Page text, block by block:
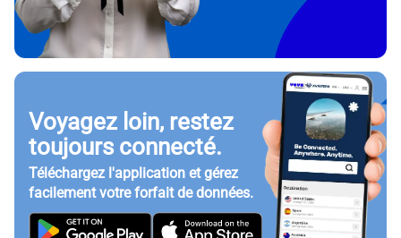
Voyagez loin, restez
toujours connecté.
Téléchargez l'application et gérez
facilement votre forfait de données.